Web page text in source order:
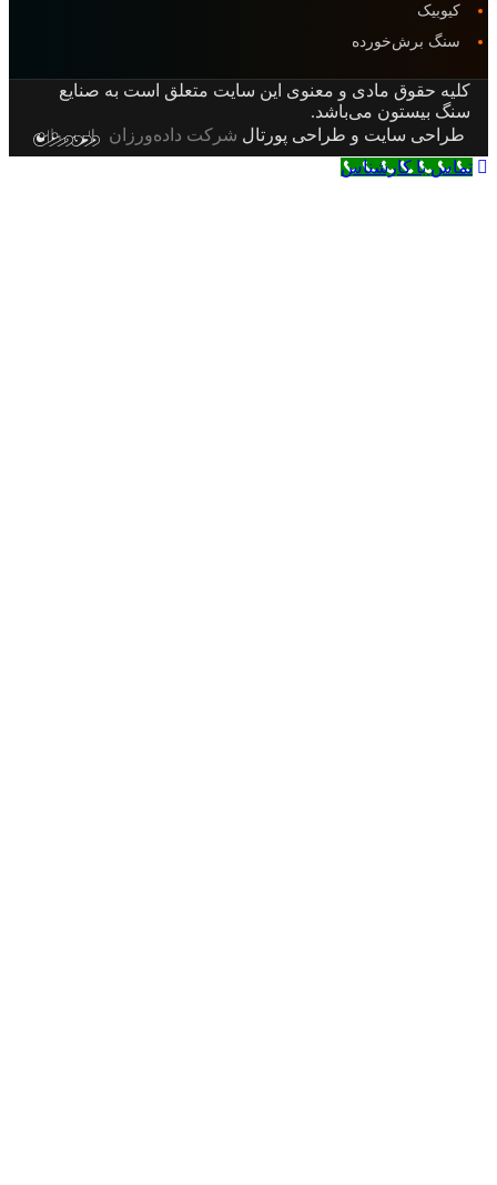
برش‌خورده
حقوق مادی و معنوی این سایت متعلق است به صنایع
می‌باشد.
سایت و طراحی پورتال شرکت داده‌ورزان
بالای صفحه
با کارشناس